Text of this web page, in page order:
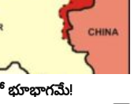
భూభాగమే!